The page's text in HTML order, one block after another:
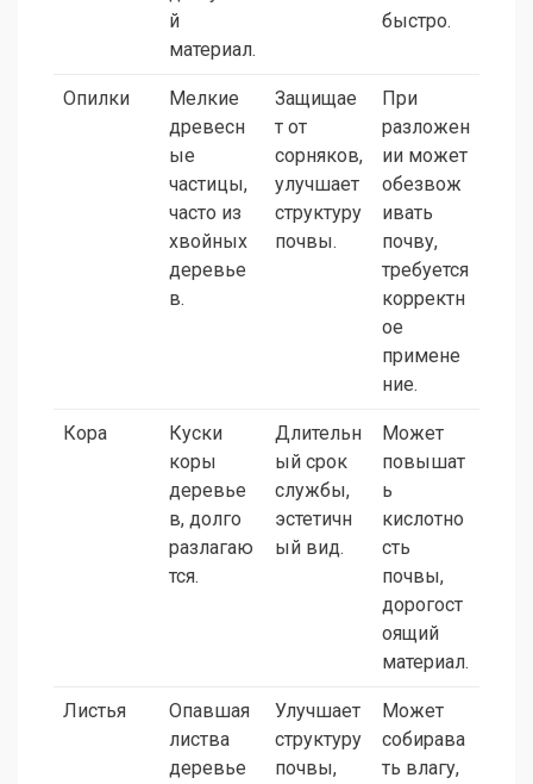
й
материал.
быстро.
Опилки
Мелкие
древесн
ые
частицы,
часто из
хвойных
деревье
в.
Защищае
т от
сорняков,
улучшает
структуру
почвы.
При
разложен
ии может
обезвож
ивать
почву,
требуется
корректн
ое
примене
ние.
Кора
Куски
коры
деревье
в, долго
разлагаю
тся.
Длительн
ый срок
службы,
эстетичн
ый вид.
Может
повышат
ь
кислотно
сть
почвы,
дорогост
оящий
материал.
Листья
Опавшая
листва
деревье
Улучшает
структуру
почвы,
Может
собирава
ть влагу,